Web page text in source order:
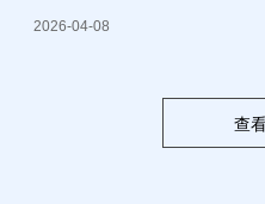
2026-04-08
查